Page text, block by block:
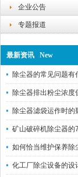
企业公告
专题报道
最新资讯 New
除尘器的常见问题有
除尘器排出粉尘浓度
除尘器滤袋运作时的
矿山破碎机除尘器的
如何恰当维护保养除
化工厂除尘设备的设